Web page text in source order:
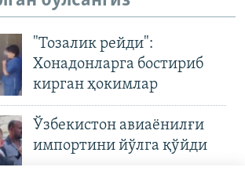
"Тозалик рейди":
Хонадонларга бостириб
кирган ҳокимлар
Ўзбекистон авиаёнилғи
импортини йўлга қўйди